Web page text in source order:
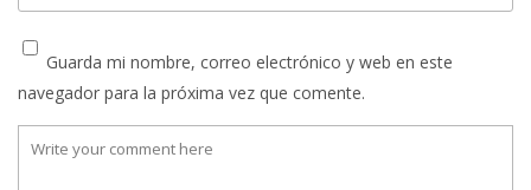
Guarda mi nombre, correo electrónico y web en este
navegador para la próxima vez que comente.